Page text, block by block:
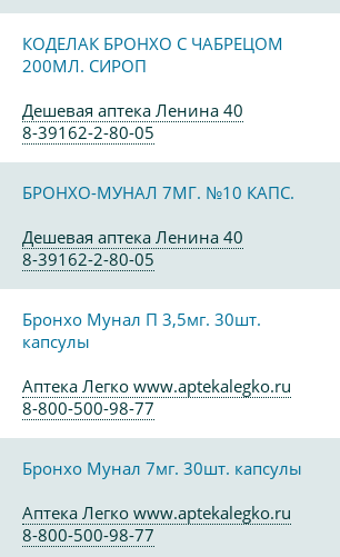
КОДЕЛАК БРОНХО С ЧАБРЕЦОМ
200МЛ. СИРОП
Дешевая аптека Ленина 40
8-39162-2-80-05
БРОНХО-МУНАЛ 7МГ. №10 КАПС.
Дешевая аптека Ленина 40
8-39162-2-80-05
Бронхо Мунал П 3,5мг. 30шт.
капсулы
Аптека Легко www.aptekalegko.ru
8-800-500-98-77
Бронхо Мунал 7мг. 30шт. капсулы
Аптека Легко www.aptekalegko.ru
8-800-500-98-77